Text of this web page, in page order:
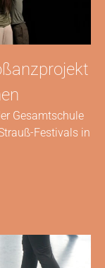
Gesamtschule
Festivals in